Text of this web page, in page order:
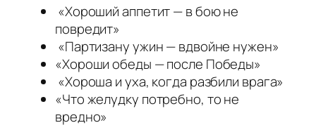
«Хороший аппетит — в бою не
повредит»
«Партизану ужин — вдвойне нужен»
«Хороши обеды — после Победы»
«Хороша и уха, когда разбили врага»
«Что желудку потребно, то не
вредно»